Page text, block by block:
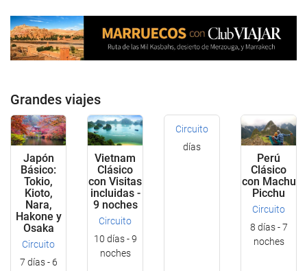
Grandes viajes
Japón
Básico:
Tokio,
Kioto,
Nara,
Hakone y
Osaka
Circuito
7 días - 6
Vietnam
Clásico
con Visitas
incluidas -
9 noches
Circuito
10 días - 9
noches
Circuito
días
Perú
Clásico
con Machu
Picchu
Circuito
8 días - 7
noches